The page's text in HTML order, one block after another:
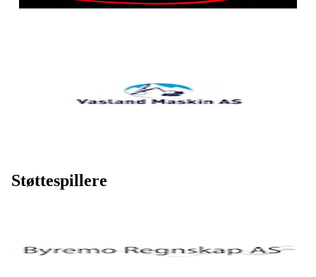
Støttespillere